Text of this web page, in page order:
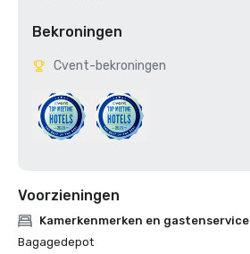
Bekroningen
Cvent-bekroningen
Voorzieningen
Kamerkenmerken en gastenservice
Bagagedepot